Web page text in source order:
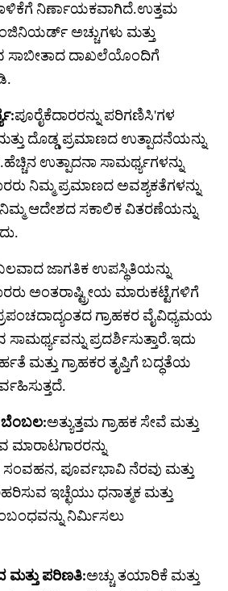
ನಿರ್ಣಾಯಕವಾಗಿದೆ.ಉತ್ತಮ
ಅಚ್ಚುಗಳು ಮತ್ತು
ಸಾಬೀತಾದ ದಾಖಲೆಯೊಂದಿಗೆ
ಪೂರೈಕೆದಾರರನ್ನು ಪರಿಗಣಿಸಿ'ಗಳ
ದೊಡ್ಡ ಪ್ರಮಾಣದ ಉತ್ಪಾದನೆಯನ್ನು
ಉತ್ಪಾದನಾ ಸಾಮರ್ಥ್ಯಗಳನ್ನು
ನಿಮ್ಮ ಪ್ರಮಾಣದ ಅವಶ್ಯಕತೆಗಳನ್ನು
ನಿಮ್ಮ ಆದೇಶದ ಸಕಾಲಿಕ ವಿತರಣೆಯನ್ನು
ಜಾಗತಿಕ ಉಪಸ್ಥಿತಿಯನ್ನು
ಅಂತರಾಷ್ಟ್ರೀಯ ಮಾರುಕಟ್ಟೆಗಳಿಗೆ
ಗ್ರಾಹಕರ ವೈವಿಧ್ಯಮಯ
ಸಾಮರ್ಥ್ಯವನ್ನು ಪ್ರದರ್ಶಿಸುತ್ತಾರೆ.ಇದು
ಮತ್ತು ಗ್ರಾಹಕರ ತೃಪ್ತಿಗೆ ಬದ್ಧತೆಯ
ಬೆಂಬಲ:ಅತ್ಯುತ್ತಮ ಗ್ರಾಹಕ ಸೇವೆ ಮತ್ತು
ಮಾರಾಟಗಾರರನ್ನು
ಪೂರ್ವಭಾವಿ ನೆರವು ಮತ್ತು
ಇಚ್ಛೆಯು ಧನಾತ್ಮಕ ಮತ್ತು
ನಿರ್ಮಿಸಲು
ಪರಿಣತಿ:ಅಚ್ಚು ತಯಾರಿಕೆ ಮತ್ತು